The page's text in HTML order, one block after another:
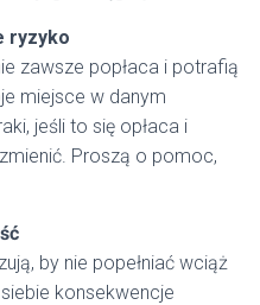
ryzyko
zawsze popłaca i potrafią
miejsce w danym
jeśli to się opłaca i
Proszą o pomoc,
by nie popełniać wciąż
konsekwencje